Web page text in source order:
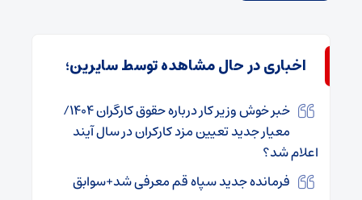
اخباری در حال مشاهده توسط سایرین؛
خبر خوش وزیر کار درباره حقوق کارگران ۱۴۰۴/
معیار جدید تعیین مزد کارکران در سال آیند
اعلام شد؟
فرمانده جدید سپاه قم معرفی شد+سوابق